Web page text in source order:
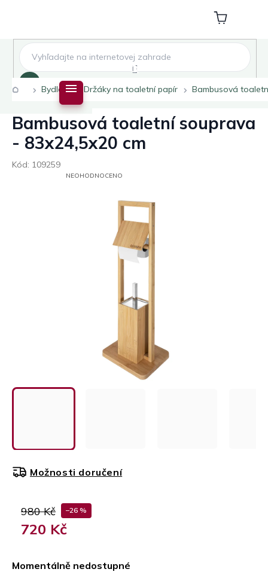
Nákupní
košík
DomůBydlení Držáky na toaletní papír Bambusová
Bambusová toaletní souprava
- 83x24,5x20 cm
Kód: 109259
PRŮMĚRNÉNEOHODNOCENO
980 Kč –26 %
720 Kč
Momentálně nedostupné
Možnosti doručení